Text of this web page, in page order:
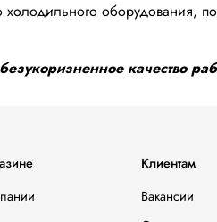
холодильного оборудования,
качество
Клиентам
Вакансии